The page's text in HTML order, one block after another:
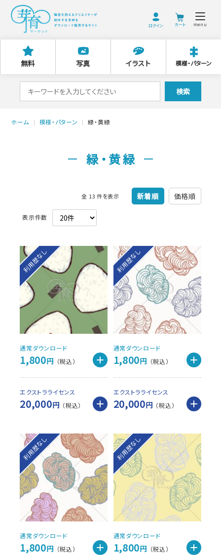
ログイン menu
無料 写真 イラスト 模様・パターン
索
検索
ホーム 模様・パターン 緑・黄緑
緑・黄緑
新着順 価格順
全 13 件を表示
利用歴なし
通常ダウンロード
1,800円
エクストラライセンス
20,000円
利用歴なし
通常ダウンロード
1,800円
エクストラライセンス
20,000円
利用歴なし
通常ダウンロード
1,800円
利用歴なし
通常ダウンロード
1,800円